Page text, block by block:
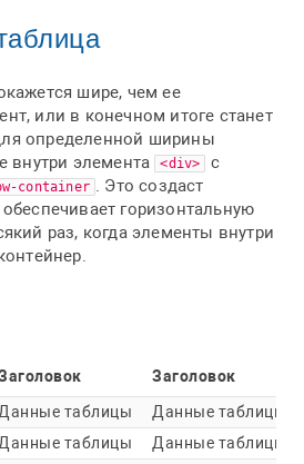
шире, чем ее
или в конечном итоге станет
определенной ширины
внутри элемента
<div>
с
container . Это создаст
горизонтальную
раз, когда элементы внутри
Заголовок
Данные таблицы
Данные таблицы
Данные таблицы
Данные таблицы